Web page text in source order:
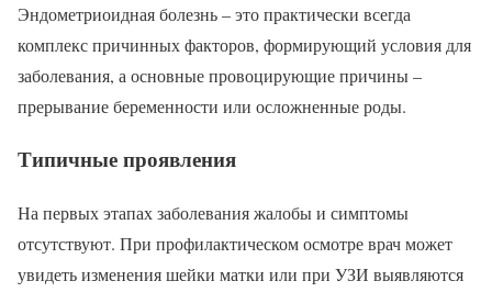
Эндометриоидная болезнь – это практически всегда
комплекс причинных факторов, формирующий условия для
заболевания, а основные провоцирующие причины –
прерывание беременности или осложненные роды.
Типичные проявления
На первых этапах заболевания жалобы и симптомы
отсутствуют. При профилактическом осмотре врач может
увидеть изменения шейки матки или при УЗИ выявляются